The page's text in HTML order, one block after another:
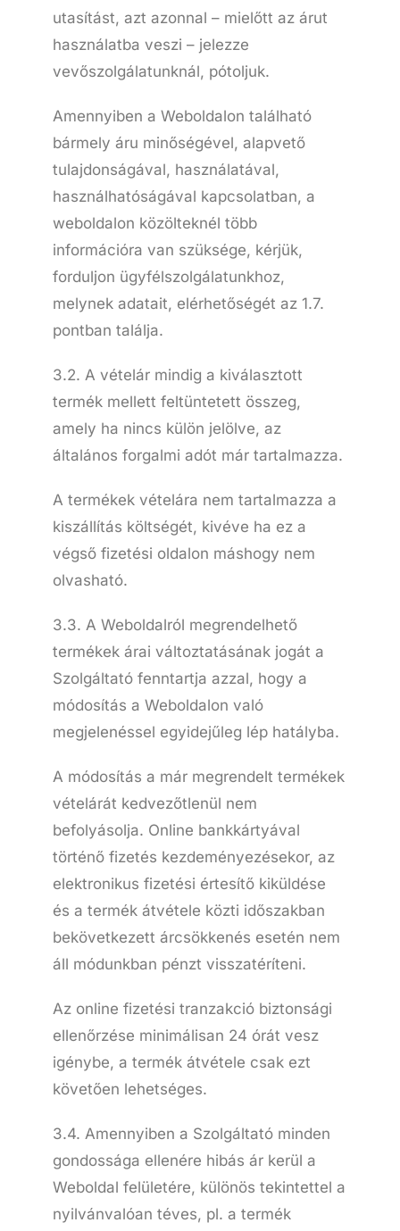
utasítást, azt azonnal – mielőtt az árut
használatba veszi – jelezze
vevőszolgálatunknál, pótoljuk.
Amennyiben a Weboldalon található
bármely áru minőségével, alapvető
tulajdonságával, használatával,
használhatóságával kapcsolatban, a
weboldalon közölteknél több
információra van szüksége, kérjük,
forduljon ügyfélszolgálatunkhoz,
melynek adatait, elérhetőségét az 1.7.
pontban találja.
3.2. A vételár mindig a kiválasztott
termék mellett feltüntetett összeg,
amely ha nincs külön jelölve, az
általános forgalmi adót már tartalmazza.
A termékek vételára nem tartalmazza a
kiszállítás költségét, kivéve ha ez a
végső fizetési oldalon máshogy nem
olvasható.
3.3. A Weboldalról megrendelhető
termékek árai változtatásának jogát a
Szolgáltató fenntartja azzal, hogy a
módosítás a Weboldalon való
megjelenéssel egyidejűleg lép hatályba.
A módosítás a már megrendelt termékek
vételárát kedvezőtlenül nem
befolyásolja. Online bankkártyával
történő fizetés kezdeményezésekor, az
elektronikus fizetési értesítő kiküldése
és a termék átvétele közti időszakban
bekövetkezett árcsökkenés esetén nem
áll módunkban pénzt visszatéríteni.
Az online fizetési tranzakció biztonsági
ellenőrzése minimálisan 24 órát vesz
igénybe, a termék átvétele csak ezt
követően lehetséges.
3.4. Amennyiben a Szolgáltató minden
gondossága ellenére hibás ár kerül a
Weboldal felületére, különös tekintettel a
nyilvánvalóan téves, pl. a termék